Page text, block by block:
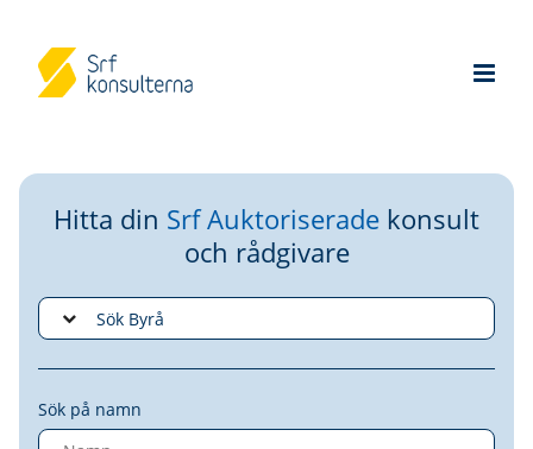
Hitta din Srf Auktoriserade konsult
och rådgivare
Sök på namn